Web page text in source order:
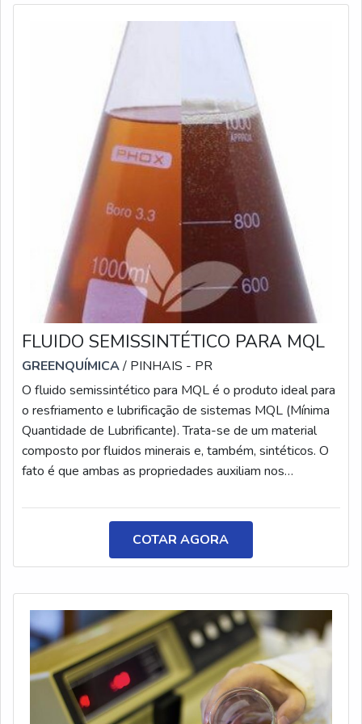
FLUIDO SEMISSINTÉTICO PARA MQL
GREENQUÍMICA/ PINHAIS - PR
O fluido semissintético para MQL é o produto ideal para
o resfriamento e lubrificação de sistemas MQL (Mínima
Quantidade de Lubrificante). Trata-se de um material
composto por fluidos minerais e, também, sintéticos. O
fato é que ambas as propriedades auxiliam nos
realizadas por profissionais. Os fluidos minerais, por sua
vez, geram uma melhor lubrificação durante a operação
da usinagem. Por outro lado, os fluidos sintéticos
auxiliam no que diz respeito à refrigeração dos materiais.
Todos esses fatores contribuem para o resultado final
de peças e eliminam os resíduos que, geralmente, ficam
aparentes. Mais informações sobre o produtoO fluido
semissintético foi desenvolvido para atender as
demandas e necessidades do processo de usinagem,
podendo ser utilizado nas mais diversas áreas da
indústria. Com isso, é possível aumentar a produtividade
COTAR AGORA